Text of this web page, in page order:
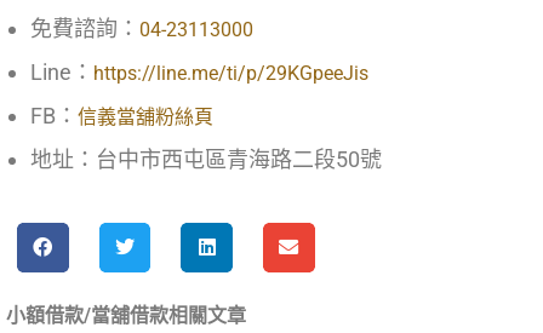
免費諮詢： 04-23113000
Line： https://line.me/ti/p/29KGpeeJis
FB： 信義當舖粉絲頁
地址：台中市西屯區青海路二段50號
小額借款/當舖借款相關文章